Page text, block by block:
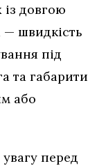
із довгою
— швидкість
під
та габарити
або
увагу перед